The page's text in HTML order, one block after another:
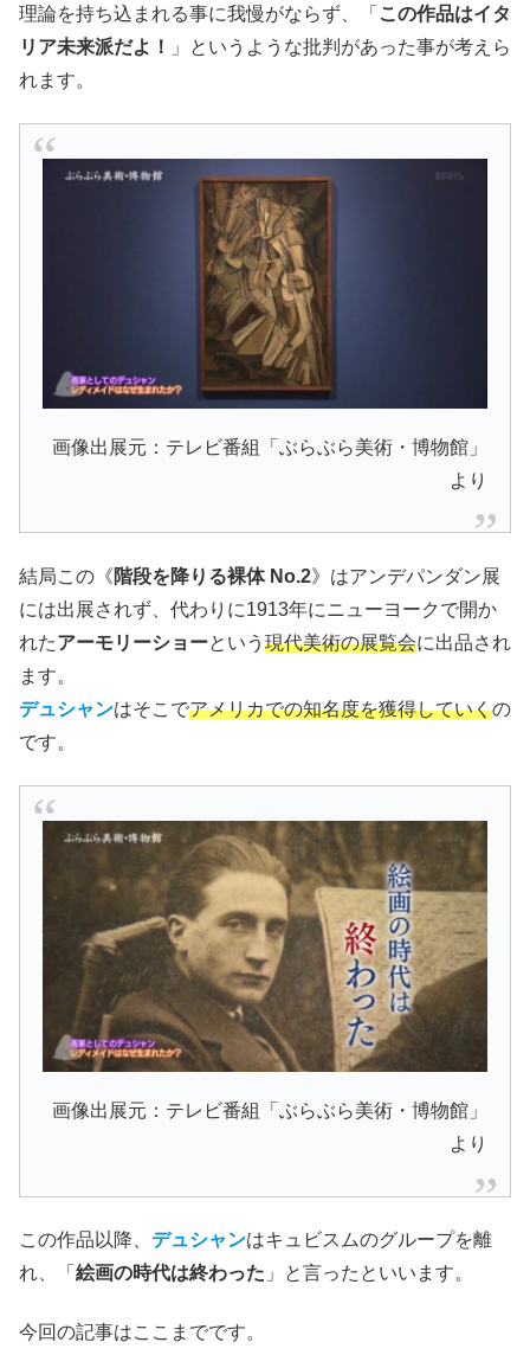
理論を持ち込まれる事に我慢がならず、「 この作品はイタ
リア未来派だよ！
」というような批判があった事が考えら
れます。
画像出展元：テレビ番組「ぶらぶら美術・博物館」
より
結局この《階段を降りる裸体 No.2》はアンデパンダン展
には出展されず、代わりに1913年にニューヨークで開か
れたアーモリーショーという 現代美術の展覧会に出品され
ます。
デュシャンはそこでアメリカでの知名度を獲得していくの
です。
画像出展元：テレビ番組「ぶらぶら美術・博物館」
より
この作品以降、 デュシャンはキュビスムのグループを離
れ、「 絵画の時代は終わった 」と言ったといいます。
今回の記事はここまでです。